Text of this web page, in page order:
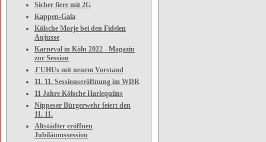
Sicher fiere mit 2G
Kappen-Gala
Kölsche Morje bei den Fidelen
Aujusse
Karneval in Köln 2022 - Magazin
zur Session
J`UHUs mit neuem Vorstand
11. 11. Sessionseröffnung im WDR
11 Jahre Kölsche Harlequiins
Nippeser Bürgerwehr feiert den
11. 11.
Altstädter eröffnen
Jubiläumssession